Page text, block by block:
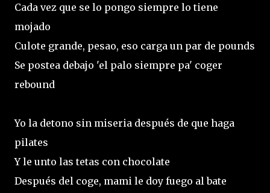
Cada vez que se lo pongo siempre lo tiene
mojado
Culote grande, pesao, eso carga un par de pounds
Se postea debajo 'el palo siempre pa' coger
rebound
Yo la detono sin miseria después de que haga
pilates
Y le unto las tetas con chocolate
Después del coge, mami le doy fuego al bate